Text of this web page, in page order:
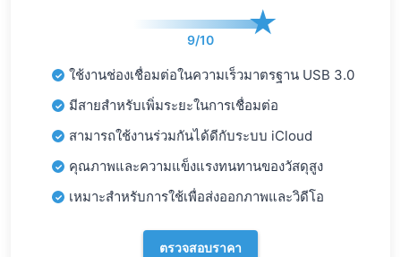
9/10
ใช้งานช่องเชื่อมต่อในความเร็วมาตรฐาน USB 3.0
มีสายสำหรับเพิ่มระยะในการเชื่อมต่อ
สามารถใช้งานร่วมกันได้ดีกับระบบ iCloud
คุณภาพและความแข็งแรงทนทานของวัสดุสูง
เหมาะสำหรับการใช้เพื่อส่งออกภาพและวิดีโอ
ตรวจสอบราคา